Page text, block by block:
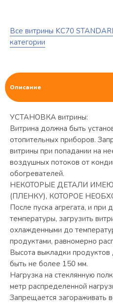
Все витрины KC70
категории
Описание
УСТАНОВКА витрины:
Витрина должна быть
отопительных приборов.
витрины при попадании на
воздушных потоков от
обогревателей.
НЕКОТОРЫЕ ДЕТАЛИ
(ПЛЕНКУ), КОТОРОЕ
После пуска агрегата, и при
температуры, загрузить
охлажденными до
продуктами, равномерно
Высота выкладки
быть не более 150 мм.
Нагрузка на стеклянную
метр распределенной
Запрещается загораживать